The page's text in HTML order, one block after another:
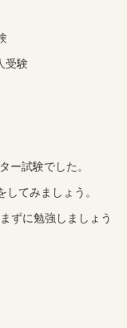
験
ー試験でした。
てみましょう。
ずに勉強しましょう